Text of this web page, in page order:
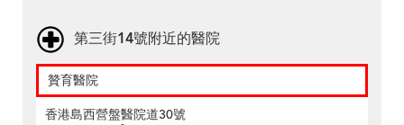
第三街14號附近的醫院
贊育醫院
香港島西營盤醫院道30號